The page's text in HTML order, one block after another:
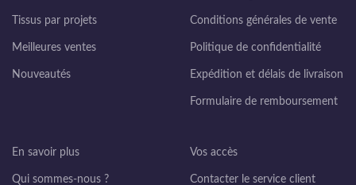
Tissus par projets
Meilleures ventes
Nouveautés
Conditions générales de vente
Politique de confidentialité
Expédition et délais de livraison
Formulaire de remboursement
En savoir plus
Qui sommes-nous ?
Vos accès
Contacter le service client